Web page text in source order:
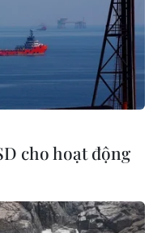
ngân hàng
cho hoạt động